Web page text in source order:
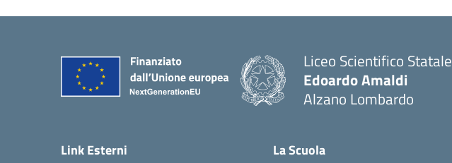
Liceo Scientifico Statale
Edoardo Amaldi
Alzano Lombardo
Link Esterni La Scuola